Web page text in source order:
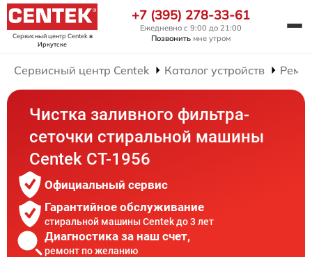
Сервисный центр Centekв
Иркутске
+7 (395) 278-33-61
Ежедневно с 9:00 до 21:00
Позвонить мне утром
Сервисный центр Centek Каталог устройств
Чистка заливного фильтра-
сеточки стиральной машины
Centek CT-1956
Официальный сервис
Гарантийное обслуживание
стиральной машины Centek до 3 лет
Диагностика за наш счет,
ремонт по желанию